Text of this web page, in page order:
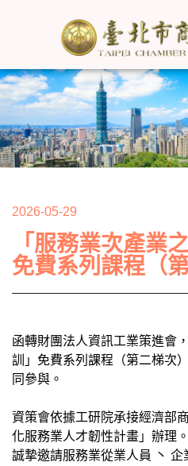
2026-05-29
「服務業次產業
免費系列課程（第
函轉財團法人資訊工業策進會
訓」免費系列課程（第二梯次
同參與。
資策會依據工研院承接經濟部
化服務業人才韌性計畫」辦理。
誠摯邀請服務業從業人員 丶